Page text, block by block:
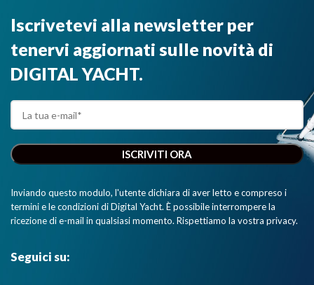
Iscrivetevi alla newsletter per
tenervi aggiornati sulle novità di
DIGITAL YACHT.
Inviando questo modulo, l'utente dichiara di aver letto e compreso i
termini e le condizioni di Digital Yacht. È possibile interrompere la
ricezione di e-mail in qualsiasi momento. Rispettiamo la vostra privacy.
Seguici su: